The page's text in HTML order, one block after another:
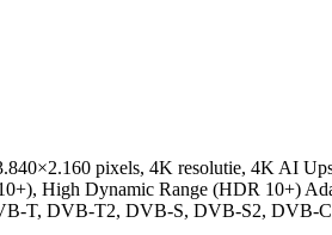
pixels, 4K resolutie, 4K AI
High Dynamic Range (HDR 10+)
T, DVB-T2, DVB-S, DVB-S2, DVB-